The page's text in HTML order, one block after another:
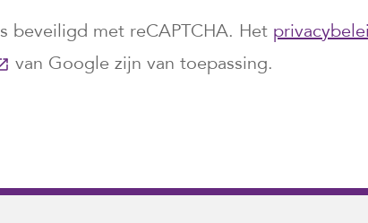
beveiligd met reCAPTCHA. Het
link gaat naar een externe website)
van Google zijn van toepassing.